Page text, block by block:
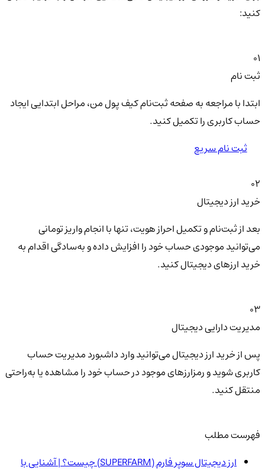
کنید:
01
ثبت نام
ابتدا با مراجعه به صفحه ثبت‌نام کیف‌ پول من، مراحل ابتدایی ایجاد
حساب کاربری را تکمیل کنید.
ثبت نام سریع
02
خرید ارز دیجیتال
بعد از ثبت‌نام و تکمیل احراز هویت، تنها با انجام واریز تومانی
می‌توانید موجودی حساب خود را افزایش داده و به‌سادگی اقدام به
خرید ارزهای دیجیتال کنید.
03
مدیریت دارایی دیجیتال
پس از خرید ارز دیجیتال می‌توانید وارد داشبورد مدیریت حساب
کاربری شوید و رمزارزهای موجود در حساب خود را مشاهده یا به‌راحتی
منتقل کنید.
فهرست مطلب
ارز دیجیتال سوپر فارم (SUPERFARM) چیست؟ | آشنایی با